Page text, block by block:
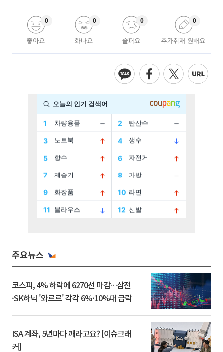
좋아요
0
화나요
0
슬퍼요
0
추가취재 원해요
0
주요뉴스
코스피, 4% 하락에 6270선 마감…삼전
·SK하닉 '와르르' 각각 6%·10%대 급락
ISA 계좌, 5년마다 깨라고요? [이슈크래
커]